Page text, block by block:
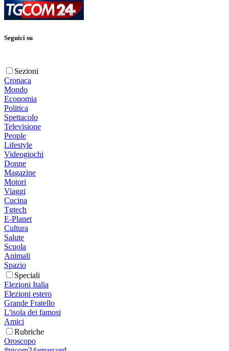
Seguici su
Sezioni
Cronaca
Mondo
Economia
Politica
Spettacolo
Televisione
People
Lifestyle
Videogiochi
Donne
Magazine
Motori
Viaggi
Cucina
Tgtech
E-Planet
Cultura
Salute
Scuola
Animali
Spazio
Speciali
Elezioni Italia
Elezioni estero
Grande Fratello
L'isola dei famosi
Amici
Rubriche
Oroscopo